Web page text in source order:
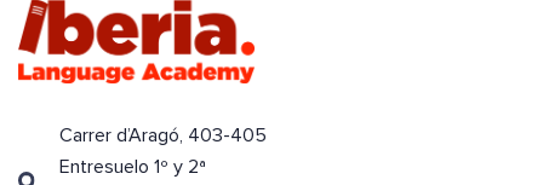
Carrer d’Aragó, 403-405
Entresuelo 1º y 2ª